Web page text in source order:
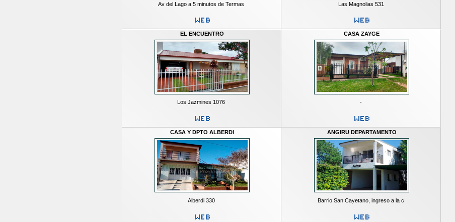
Av del Lago a 5 minutos de Termas Las Magnolias 531
EL ENCUENTRO
Los Jazmines 1076
CASA ZAYGE
-
CASA Y DPTO ALBERDI
Alberdi 330
ANGIRU DEPARTAMENTO
Barrio San Cayetano, ingreso a la c